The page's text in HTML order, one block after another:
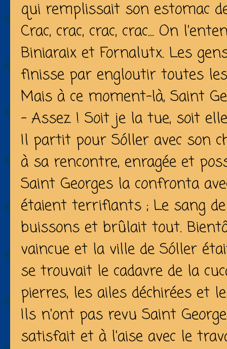
qui remplissait son estomac
Crac, crac, crac, crac... On
Biniaraix et Fornalutx. Les
finisse par engloutir toutes
Mais à ce moment-là, Saint
- Assez ! Soit je la tue, soit
Il partit pour Sóller avec son
à sa rencontre, enragée et
Saint Georges la confronta
étaient terrifiants ; Le sang
buissons et brûlait tout.
vaincue et la ville de Sóller
se trouvait le cadavre de la
pierres, les ailes déchirées et
Ils n'ont pas revu Saint
satisfait et à l'aise avec le